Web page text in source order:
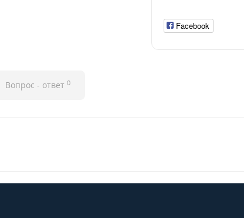
Facebook
Вопрос - ответ 0